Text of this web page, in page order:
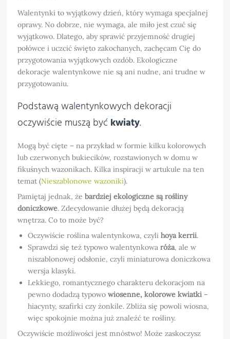
Walentynki to wyjątkowy dzień, który wymaga specjalnej
oprawy. No dobrze, nie wymaga, ale miło jest czuć się
wyjątkowo. Dlatego, aby sprawić przyjemność drugiej
połówce i uczcić święto zakochanych, zachęcam Cię do
przygotowania wyjątkowych ozdób. Ekologiczne
dekoracje walentynkowe nie są ani nudne, ani trudne w
przygotowaniu.
Podstawą walentynkowych dekoracji
oczywiście muszą być kwiaty.
Mogą być cięte – na przykład w formie kilku kolorowych
lub czerwonych bukiecików, rozstawionych w domu w
fikuśnych wazonikach. Kilka inspiracji w artukule na ten
temat (Nieszablonowe wazoniki).
Pamiętaj jednak, żebardziej ekologiczne są rośliny
doniczkowe. Zdecydowanie dłużej będą dekoracją
wnętrza. Co to może być?
Oczywiście roślina walentynkowa, czylihoya kerrii.
Sprawdzi się też typowo walentynkowaróża, ale w
niszablonowej odsłonie, czyli miniaturowa doniczkowa
wersja klasyki.
Lekkiego, romantycznego charakteru dekoracjom na
pewno dodadzą typowowiosenne, kolorowe kwiatki –
hiacynty, szafirki czy żonkile. Zbliża się powoli wiosna,
więc spokojnie można już znaleźć te rośliny.
Oczywiście możliwości jest mnóstwo! Może zaskoczysz